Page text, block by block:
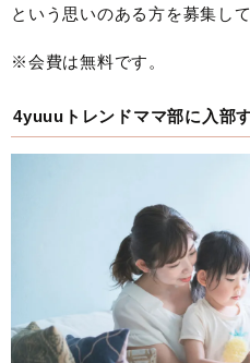
という思いのある方を募集して
※会費は無料です。
4yuuuトレンドママ部に入部